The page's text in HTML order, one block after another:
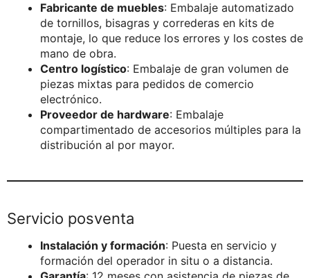
Fabricante de muebles: Embalaje automatizado
de tornillos, bisagras y correderas en kits de
montaje, lo que reduce los errores y los costes de
mano de obra.
Centro logístico: Embalaje de gran volumen de
piezas mixtas para pedidos de comercio
electrónico.
Proveedor de hardware: Embalaje
compartimentado de accesorios múltiples para la
distribución al por mayor.
Servicio posventa
Instalación y formación: Puesta en servicio y
formación del operador in situ o a distancia.